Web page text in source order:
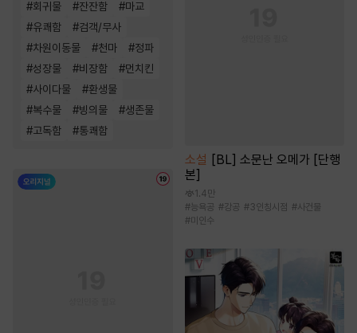
#회귀물 #잔잔함 #마교
#유쾌함 #검객/무사
#차원이동물 #천마 #정파
#성장물 #비장함 #먼치킨
#사이다물 #환생물
#복수물 #빙의물 #생존물
#고독함 #통쾌함
소설 [BL] 소문난 오메가 [단행
본]
1.4만
#능욕공 #강공 #3인칭시점 #사건물
#미인수